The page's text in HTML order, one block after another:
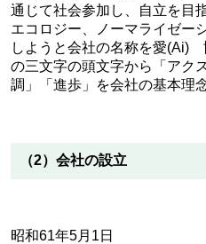
通じて社会参加し、自立を目
エコロジー、ノーマライゼー
しようと会社の名称を愛
の三文字の頭文字から「アク
調」「進歩」を会社の基本理
（2）会社の設立
昭和61年5月1日